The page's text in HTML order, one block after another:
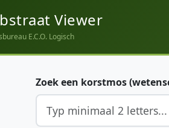
Viewer
E.C.O. Logisch
Zoek een korstmos